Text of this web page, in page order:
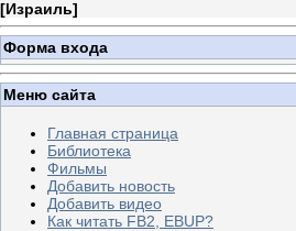
[Израиль]
Форма входа
Меню сайта
Главная страница
Библиотека
Фильмы
Добавить новость
Добавить видео
Как читать FB2, EBUP?